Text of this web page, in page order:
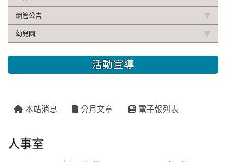
網管公告
幼兒園
活動宣導
本站消息 分月文章 電子報列表
人事室